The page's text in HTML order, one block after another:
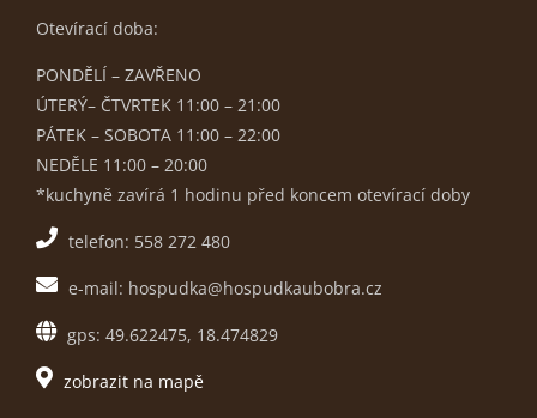
Otevírací doba:
PONDĚLÍ – ZAVŘENO
ÚTERÝ– ČTVRTEK 11:00 – 21:00
PÁTEK – SOBOTA 11:00 – 22:00
NEDĚLE 11:00 – 20:00
*kuchyně zavírá 1 hodinu před koncem otevírací doby
telefon: 558 272 480
e-mail: hospudka@hospudkaubobra.cz
gps: 49.622475, 18.474829
zobrazit na mapě